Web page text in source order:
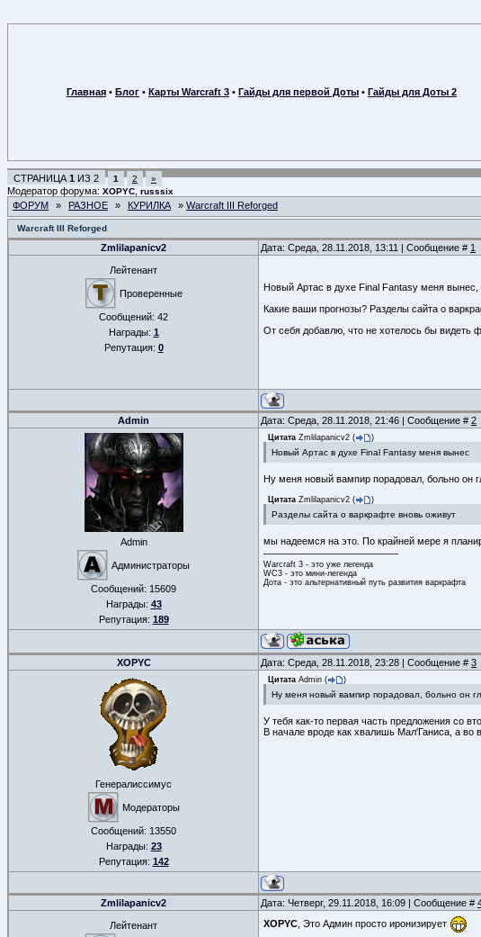
Главная • Блог • Карты Warcraft 3 • Гайды для первой Доты • Гайды для Доты 2
СТРАНИЦА 1 ИЗ 2 1 2 »
Модератор форума: XOPYC russsix
ФОРУМ » РАЗНОЕ » КУРИЛКА » Warcraft III Reforged
Warcraft III Reforged
Zmlilapanicv2 Дата: Среда, 28.11.2018, 13:11 | Сообщение # 1
Лейтенант
Проверенные
Сообщений: 42
Награды: 1
Репутация: 0
Новый Артас в духе Final Fantasy меня вынес,
Какие ваши прогнозы? Разделы сайта о
От себя добавлю, что не хотелось бы видеть
Admin Дата: Среда, 28.11.2018, 21:46 | Сообщение # 2
Admin
Администраторы
Сообщений: 15609
Награды: 43
Репутация: 189
Цитата Zmlilapanicv2 ( )
Новый Артас в духе Final Fantasy меня вынес
Ну меня новый вампир порадовал, больно он
Цитата Zmlilapanicv2 ( )
Разделы сайта о варкрафте вновь оживут
мы надеемся на это. По крайней мере я
Warcraft 3 - это уже легенда
WC3 - это мини-легенда
Дота - это альтернативный путь развития варкрафта
XOPYC Дата: Среда, 28.11.2018, 23:28 | Сообщение # 3
Генералиссимус
Модераторы
Сообщений: 13550
Награды: 23
Репутация: 142
Цитата Admin ( )
Ну меня новый вампир порадовал, больно он
У тебя как-то первая часть предложения со
В начале вроде как хвалишь Мал'Ганиса, а во
Zmlilapanicv2 Дата: Четверг, 29.11.2018, 16:09 | Сообщение #
Лейтенант XOPYC , Это Админ просто иронизирует